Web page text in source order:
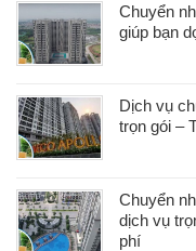
Chuyển
giúp bạn
Dịch vụ
trọn gói –
Chuyển
dịch vụ
phí